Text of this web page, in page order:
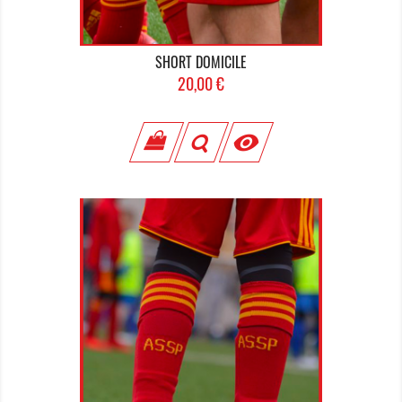
SHORT DOMICILE
Prix
20,00 €
